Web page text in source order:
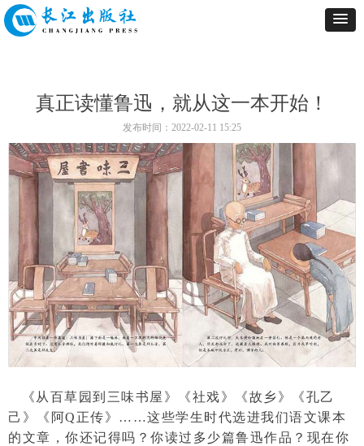
真正读懂鲁迅，就从这一本开始！
《从百草园到三味书屋》《社戏》《故乡》《孔乙
己》《阿Q正传》……这些学生时代选进我们语文课本
的文章，你还记得吗？你读过多少篇鲁迅作品？现在你
发布时间： 2022-02-11 15:25